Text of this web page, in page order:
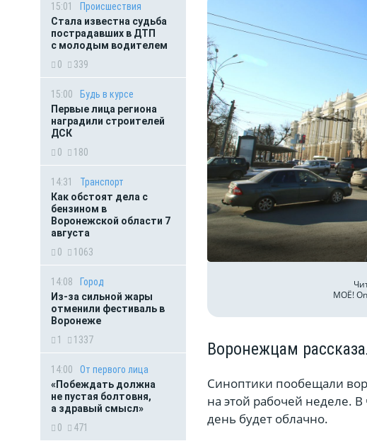
15:01
Происшествия
Стала известна судьба
пострадавших в ДТП
с молодым водителем
0
339
15:00
Будь в курсе
Первые лица региона
наградили строителей
ДСК
0
180
14:31
Транспорт
Как обстоят дела с
бензином в
Воронежской области 7
августа
0
1063
14:08
Город
Из-за сильной жары
отменили фестиваль в
Воронеже
1
1337
14:00
От первого лица
«Побеждать должна
не пустая болтовня,
а здравый смысл»
0
471
МОЁ!
Воронежцам
Синоптики пообещали
на этой рабочей неделе.
день будет облачно.